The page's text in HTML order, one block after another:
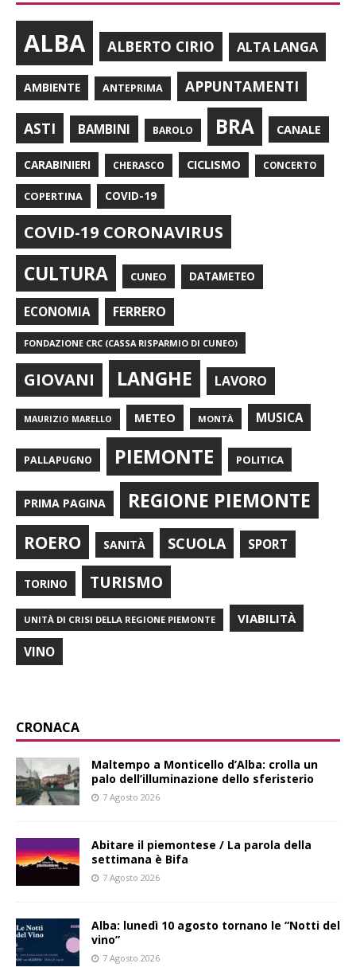
ALBA ALBERTO CIRIO ALTA LANGA
AMBIENTE ANTEPRIMA APPUNTAMENTI
ASTI BAMBINI BAROLO BRA CANALE
CARABINIERI CHERASCO CICLISMO CONCERTO
COPERTINA COVID-19
COVID-19 CORONAVIRUS
CULTURA CUNEO DATAMETEO
ECONOMIA FERRERO
FONDAZIONE CRC (CASSA RISPARMIO DI CUNEO)
GIOVANI LANGHE LAVORO
MAURIZIO MARELLO METEO MONTÀ MUSICA
PALLAPUGNO PIEMONTE POLITICA
PRIMA PAGINA REGIONE PIEMONTE
ROERO SANITÀ SCUOLA SPORT
TORINO TURISMO
UNITÀ DI CRISI DELLA REGIONE PIEMONTE VIABILITÀ
VINO
CRONACA
Maltempo a Monticello d’Alba: crolla un
palo dell’illuminazione dello sferisterio
7 Agosto 2026
Abitare il piemontese / La parola della
settimana è Bifa
7 Agosto 2026
Alba: lunedì 10 agosto tornano le “Notti del
vino”
7 Agosto 2026